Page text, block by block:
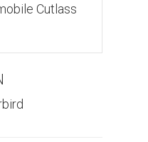
Cutlass